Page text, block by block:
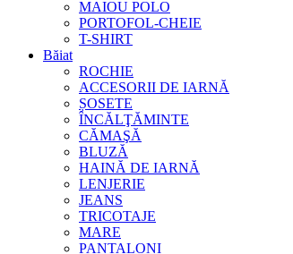
MAIOU POLO
PORTOFOL-CHEIE
T-SHIRT
Băiat
ROCHIE
ACCESORII DE IARNĂ
ȘOSETE
ÎNCĂLŢĂMINTE
CĂMAŞĂ
BLUZĂ
HAINĂ DE IARNĂ
LENJERIE
JEANS
TRICOTAJE
MARE
PANTALONI